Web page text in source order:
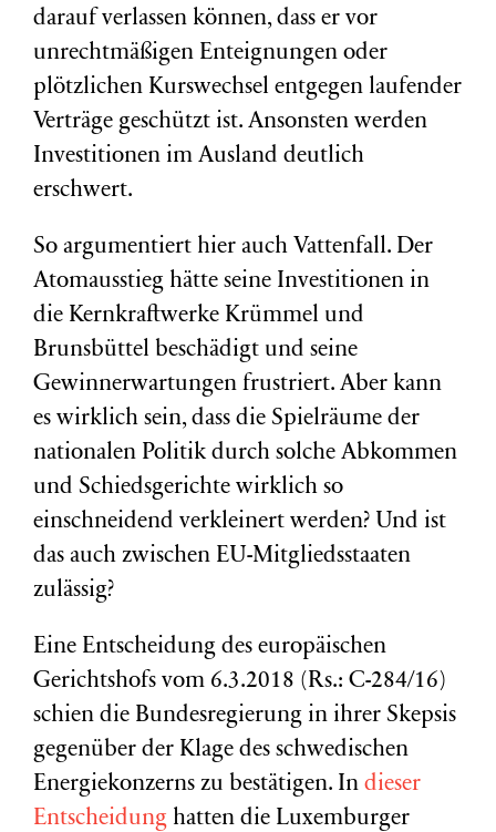
darauf verlassen können, dass er vor
unrechtmäßigen Enteignungen oder
plötzlichen Kurswechsel entgegen laufender
Verträge geschützt ist. Ansonsten werden
Investitionen im Ausland deutlich
erschwert.
So argumentiert hier auch Vattenfall. Der
Atomausstieg hätte seine Investitionen in
die Kernkraftwerke Krümmel und
Brunsbüttel beschädigt und seine
Gewinnerwartungen frustriert. Aber kann
es wirklich sein, dass die Spielräume der
nationalen Politik durch solche Abkommen
und Schiedsgerichte wirklich so
einschneidend verkleinert werden? Und ist
das auch zwischen EU-Mitgliedsstaaten
zulässig?
Eine Entscheidung des europäischen
Gerichtshofs vom 6.3.2018 (Rs.: C-284/16)
schien die Bundesregierung in ihrer Skepsis
gegenüber der Klage des schwedischen
Energiekonzerns zu bestätigen. In dieser
Entscheidung hatten die Luxemburger